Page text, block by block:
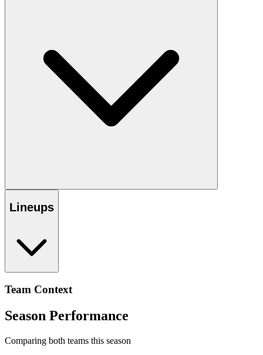
Lineups
Team Context
Season Performance
Comparing both teams this season